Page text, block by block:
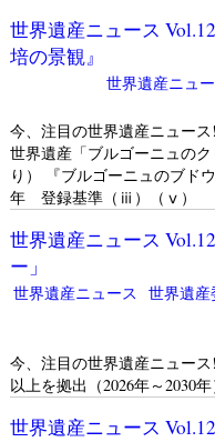
世界遺産ニュース
培の景観』
世界遺産ニュ
今、注目の世界遺産ニュー
世界遺産「ブルゴーニュの
り） 『ブルゴーニュのブド
年 登録基準（ⅲ）（ⅴ）
世界遺産ニュース
ー」
世界遺産ニュース 世界遺産
今、注目の世界遺産ニュー
以上を拠出（2026年～2030
世界遺産ニュース